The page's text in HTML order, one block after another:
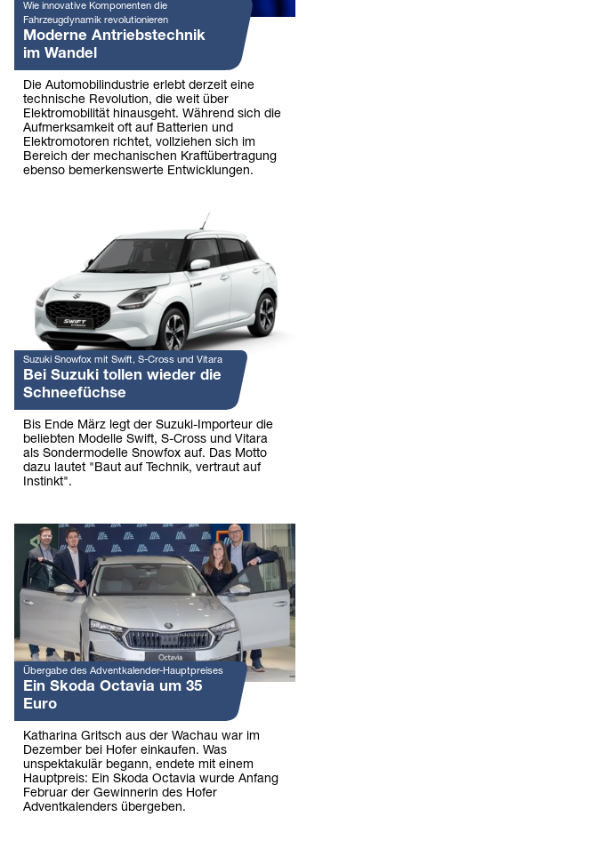
Wie innovative Komponenten die
Fahrzeugdynamik revolutionieren
Moderne Antriebstechnik
im Wandel
Die Automobilindustrie erlebt derzeit eine
technische Revolution, die weit über
Elektromobilität hinausgeht. Während sich die
Aufmerksamkeit oft auf Batterien und
Elektromotoren richtet, vollziehen sich im
Bereich der mechanischen Kraftübertragung
ebenso bemerkenswerte Entwicklungen.
Suzuki Snowfox mit Swift, S-Cross und Vitara
Bei Suzuki tollen wieder die
Schneefüchse
Bis Ende März legt der Suzuki-Importeur die
beliebten Modelle Swift, S-Cross und Vitara
als Sondermodelle Snowfox auf. Das Motto
dazu lautet "Baut auf Technik, vertraut auf
Instinkt".
Übergabe des Adventkalender-Hauptpreises
Ein Skoda Octavia um 35
Euro
Katharina Gritsch aus der Wachau war im
Dezember bei Hofer einkaufen. Was
unspektakulär begann, endete mit einem
Hauptpreis: Ein Skoda Octavia wurde Anfang
Februar der Gewinnerin des Hofer
Adventkalenders übergeben.